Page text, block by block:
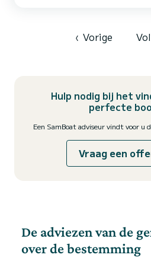
‹ Vorige
Hulp nodig bij het
perfecte
Een SamBoat adviseur vindt voor u
Vraag een
De adviezen van de
over de bestemming